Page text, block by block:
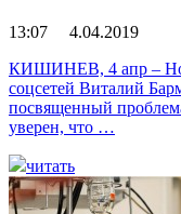
13:07 4.04.2019
КИШИНЕВ, 4 апр –
соцсетей Виталий
посвященный
уверен, что …
читать